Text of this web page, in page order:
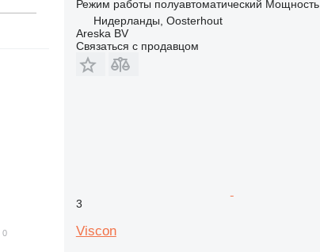
Режим работы полуавтоматический Мощность
Нидерланды, Oosterhout
Areska BV
Связаться с продавцом
3
Viscon